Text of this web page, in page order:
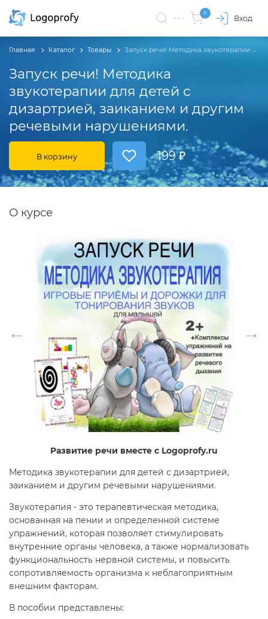
0
Вход
Запуск речи! Методика
звукотерапии для детей с
дизартрией, заиканием и другим
речевыми нарушениями.
Главная Каталог Товары Запуск речи! Методика звукотерапии для детей с дизартрией, заиканием и другим речевыми нарушениями.
В корзину 199 ₽
О курсе
Развитие речи вместе с Logoprofy.ru
Методика звукотерапии для детей с дизартрией,
заиканием и другим речевыми нарушениями.
Звукотерапия - это терапевтическая методика,
основанная на пении и определенной системе
упражнений, которая позволяет стимулировать
внутренние органы человека, а также нормализовать
функциональность нервной системы, и повысить
сопротивляемость организма к неблагоприятным
внешним факторам.
В пособии представлены: